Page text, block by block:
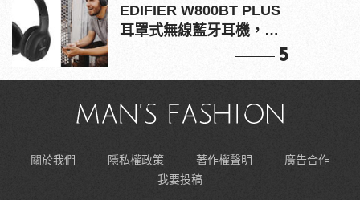
EDIFIER W800BT PLUS
耳罩式無線藍牙耳機，在
5
關於我們 隱私權政策 著作權聲明
廣告合作
我要投稿